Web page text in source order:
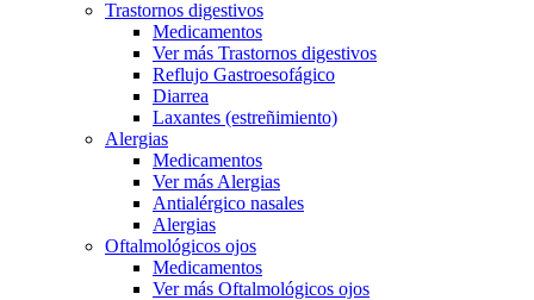
Trastornos digestivos
Medicamentos
Ver más Trastornos digestivos
Reflujo Gastroesofágico
Diarrea
Laxantes (estreñimiento)
Alergias
Medicamentos
Ver más Alergias
Antialérgico nasales
Alergias
Oftalmológicos ojos
Medicamentos
Ver más Oftalmológicos ojos